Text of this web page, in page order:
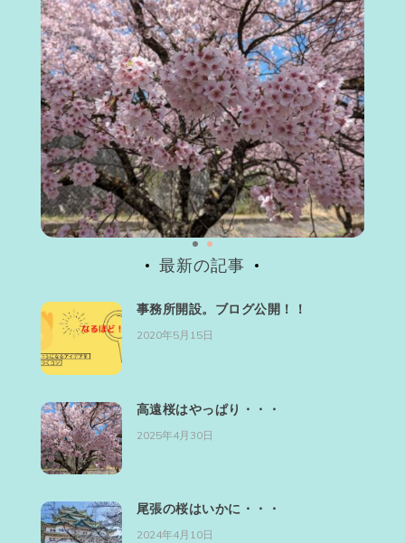
ジ
送
り
最新の記事
事務所開設。ブログ公開！！
2020年5月15日
高遠桜はやっぱり・・・
2025年4月30日
尾張の桜はいかに・・・
2024年4月10日